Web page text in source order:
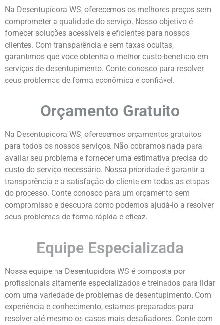
Na Desentupidora WS, oferecemos os melhores preços sem
comprometer a qualidade do serviço. Nosso objetivo é
fornecer soluções acessíveis e eficientes para nossos
clientes. Com transparência e sem taxas ocultas,
garantimos que você obtenha o melhor custo-benefício em
serviços de desentupimento. Conte conosco para resolver
seus problemas de forma econômica e confiável.
Orçamento Gratuito
Na Desentupidora WS, oferecemos orçamentos gratuitos
para todos os nossos serviços. Não cobramos nada para
avaliar seu problema e fornecer uma estimativa precisa do
custo do serviço necessário. Nossa prioridade é garantir a
transparência e a satisfação do cliente em todas as etapas
do processo. Conte conosco para um orçamento sem
compromisso e descubra como podemos ajudá-lo a resolver
seus problemas de forma rápida e eficaz.
Equipe Especializada
Nossa equipe na Desentupidora WS é composta por
profissionais altamente especializados e treinados para lidar
com uma variedade de problemas de desentupimento. Com
experiência e conhecimento, estamos preparados para
resolver até mesmo os casos mais desafiadores. Conte com